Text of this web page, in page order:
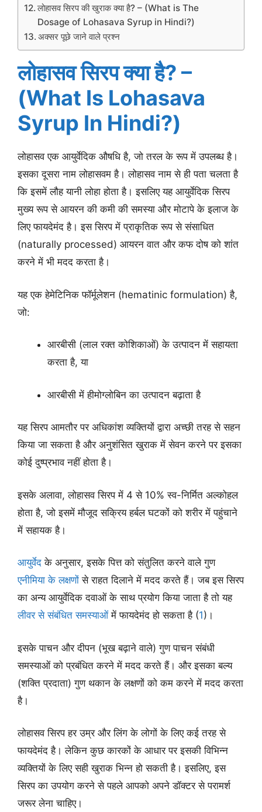
लोहासव सिरप की खुराक क्या है? – (What is The
Dosage of Lohasava Syrup in Hindi?)
अक्सर पूछे जाने वाले प्रश्न
लोहासव सिरप क्या है? –
(What Is Lohasava
Syrup In Hindi?)
लोहासव एक आयुर्वेदिक औषधि है, जो तरल के रूप में उपलब्ध है।
इसका दूसरा नाम लोहासवम है। लोहासव नाम से ही पता चलता है
कि इसमें लौह यानी लोहा होता है। इसलिए यह आयुर्वेदिक सिरप
मुख्य रूप से आयरन की कमी की समस्या और मोटापे के इलाज के
लिए फायदेमंद है। इस सिरप में प्राकृतिक रूप से संसाधित
(naturally processed) आयरन वात और कफ दोष को शांत
करने में भी मदद करता है।
यह एक हेमेटिनिक फॉर्मूलेशन (hematinic formulation) है,
जो:
आरबीसी (लाल रक्त कोशिकाओं) के उत्पादन में सहायता
करता है, या
आरबीसी में हीमोग्लोबिन का उत्पादन बढ़ाता है
यह सिरप आमतौर पर अधिकांश व्यक्तियों द्वारा अच्छी तरह से सहन
किया जा सकता है और अनुशंसित खुराक में सेवन करने पर इसका
कोई दुष्प्रभाव नहीं होता है।
इसके अलावा, लोहासव सिरप में 4 से 10% स्व-निर्मित अल्कोहल
होता है, जो इसमें मौजूद सक्रिय हर्बल घटकों को शरीर में पहुंचाने
में सहायक है।
आयुर्वेदके अनुसार, इसके पित्त को संतुलित करने वाले गुण
एनीमिया के लक्षणोंसे राहत दिलाने में मदद करते हैं। जब इस सिरप
का अन्य आयुर्वेदिक दवाओं के साथ प्रयोग किया जाता है तो यह
लीवर से संबंधित समस्याओंमें फायदेमंद हो सकता है (1)।
इसके पाचन और दीपन (भूख बढ़ाने वाले) गुण पाचन संबंधी
समस्याओं को प्रबंधित करने में मदद करते हैं। और इसका बल्य
(शक्ति प्रदाता) गुण थकान के लक्षणों को कम करने में मदद करता
है।
लोहासव सिरप हर उम्र और लिंग के लोगों के लिए कई तरह से
फायदेमंद है। लेकिन कुछ कारकों के आधार पर इसकी विभिन्न
व्यक्तियों के लिए सही खुराक भिन्न हो सकती है। इसलिए, इस
सिरप का उपयोग करने से पहले आपको अपने डॉक्टर से परामर्श
जरूर लेना चाहिए।